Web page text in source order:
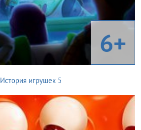
6+
История игрушек 5